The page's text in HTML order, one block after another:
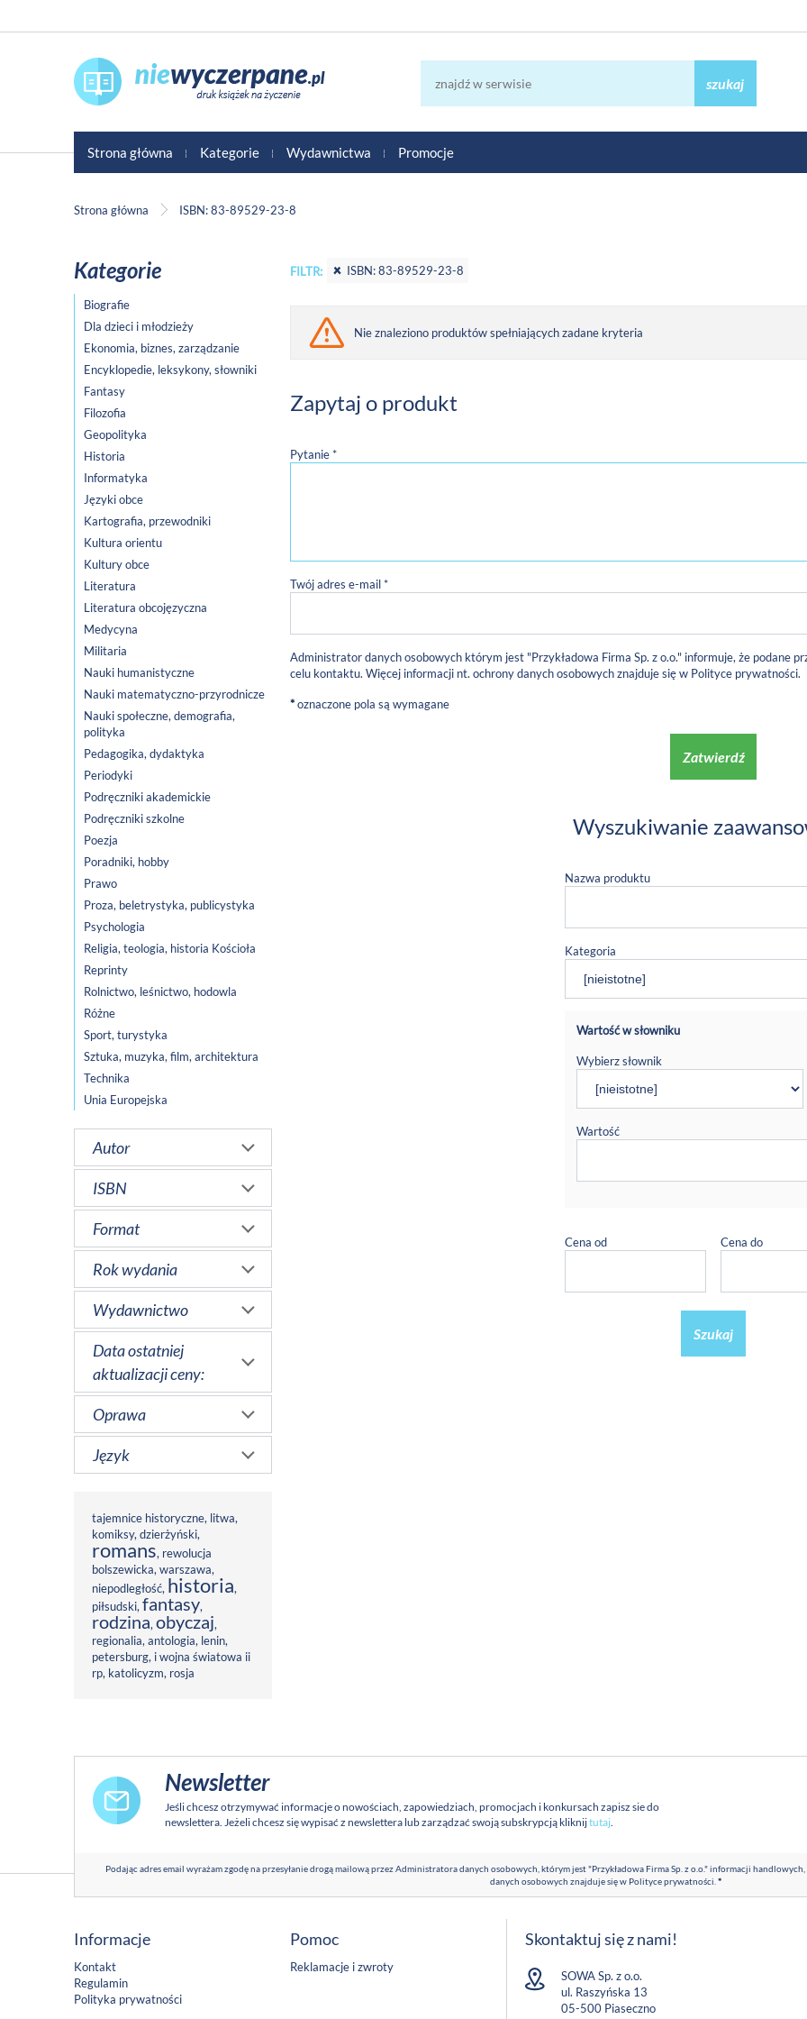
szukaj
Strona główna Kategorie Wydawnictwa Promocje
Strona główna ISBN: 83-89529-23-8
Kategorie
Biografie
Dla dzieci i młodzieży
Ekonomia, biznes, zarządzanie
Encyklopedie, leksykony, słowniki
Fantasy
Filozofia
Geopolityka
Historia
Informatyka
Języki obce
Kartografia, przewodniki
Kultura orientu
Kultury obce
Literatura
Literatura obcojęzyczna
Medycyna
Militaria
Nauki humanistyczne
Nauki matematyczno-przyrodnicze
Nauki społeczne, demografia,
polityka
Pedagogika, dydaktyka
Periodyki
Podręczniki akademickie
Podręczniki szkolne
Poezja
Poradniki, hobby
Prawo
Proza, beletrystyka, publicystyka
Psychologia
Religia, teologia, historia Kościoła
Reprinty
Rolnictwo, leśnictwo, hodowla
Różne
Sport, turystyka
Sztuka, muzyka, film, architektura
Technika
Unia Europejska
Autor
ISBN
Format
Rok wydania
Wydawnictwo
Data ostatniej
aktualizacji ceny:
Oprawa
Język
tajemnice historyczne, litwa,
komiksy,dzierżyński,
romans, rewolucja
bolszewicka,warszawa,
niepodległość, historia,
piłsudski,fantasy,
rodzina,obyczaj,
regionalia,antologia, lenin,
petersburg, i wojna światowa ii
rp, katolicyzm, rosja
FILTR: ISBN: 83-89529-23-8
Nie znaleziono produktów spełniających zadane kryteria
Zapytaj o produkt
Pytanie *
Twój adres e-mail *
Administrator danych osobowych którym jest "Przykładowa Firma Sp. z o.o." informuje, że podane
celu kontaktu. Więcej informacji nt. ochrony danych osobowych znajduje się w Polityce prywatności.
*oznaczone pola są wymagane
Zatwierdź
Wyszukiwanie
Nazwa produktu
Kategoria
Wartość w słowniku
Wybierz słownik
Wartość
Cena od Cena do
Szukaj
Newsletter
Jeśli chcesz otrzymywać informacje o nowościach, zapowiedziach, promocjach i konkursach zapisz sie do
newslettera. Jeżeli chcesz się wypisać z newslettera lub zarządzać swoją subskrypcją kliknijtutaj.
Podając adres email wyrażam zgodę na przesyłanie drogą mailową przez Administratora danych osobowych, którym jest "Przykładowa Firma Sp. z o.o." informacji
danych osobowych znajduje się w Polityce prywatności.*
Informacje
Kontakt
Regulamin
Polityka prywatności
Pomoc
Reklamacje i zwroty
Skontaktuj się z nami!
SOWA Sp. z o.o.
ul. Raszyńska 13
05-500 Piaseczno